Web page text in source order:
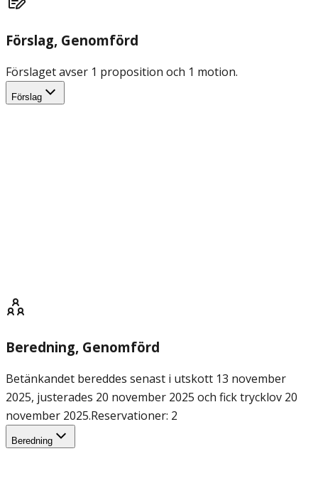
Förslag, Genomförd
Förslaget avser 1 proposition och 1 motion.
Förslag
Beredning, Genomförd
Betänkandet bereddes senast i utskott 13 november
2025, justerades 20 november 2025 och fick trycklov 20
november 2025.Reservationer: 2
Beredning